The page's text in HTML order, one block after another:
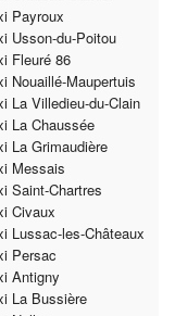
Payroux
Usson-du-Poitou
Fleuré 86
Nouaillé-Maupertuis
La Villedieu-du-Clain
La Chaussée
La Grimaudière
Messais
Saint-Chartres
Civaux
Lussac-les-Châteaux
Persac
Antigny
La Bussière